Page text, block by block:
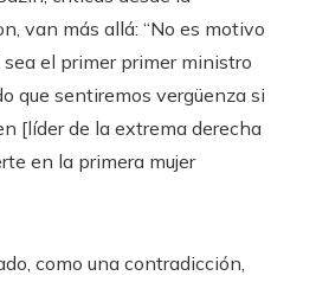
van más allá: “No es motivo
el primer primer ministro
que sentiremos vergüenza si
[líder de la extrema derecha
en la primera mujer
como una contradicción,